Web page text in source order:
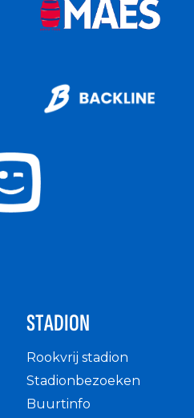
STADION
Rookvrij stadion
Stadionbezoeken
Buurtinfo